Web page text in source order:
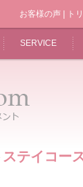
お客様の声 | ト
SERVICE
テイコー